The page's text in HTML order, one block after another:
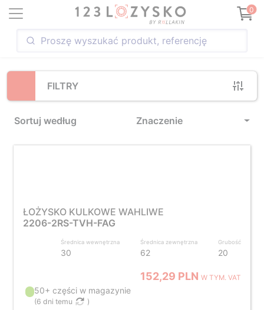
0
FILTRY
Sortuj według Znaczenie
Loading...
ŁOŻYSKO KULKOWE WAHLIWE
2206-2RS-TVH-FAG
Średnica wewnętrzna
30
Średnica zewnętrzna
62
Grubość
20
152,29 PLNW TYM. VAT
50+ części w magazynie
(6 dni temu )